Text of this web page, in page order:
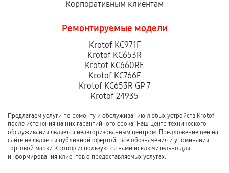
Корпоративным клиентам
Ремонтируемые модели
Krotof KC971F
Krotof KC653R
Krotof KC660RE
Krotof KC766F
Krotof KC653R GP 7
Krotof 24935
Предлагаем услуги по ремонту и обслуживанию любых устройств Krotof
после истечения на них гарантийного срока. Наш центр технического
обслуживания является неавторизованным центром. Предложение цен на
сайте не является публичной офертой. Все обозначения и упоминания
торговой марки Кротоф используются нами исключительно для
информирования клиентов о предоставляемых услугах.